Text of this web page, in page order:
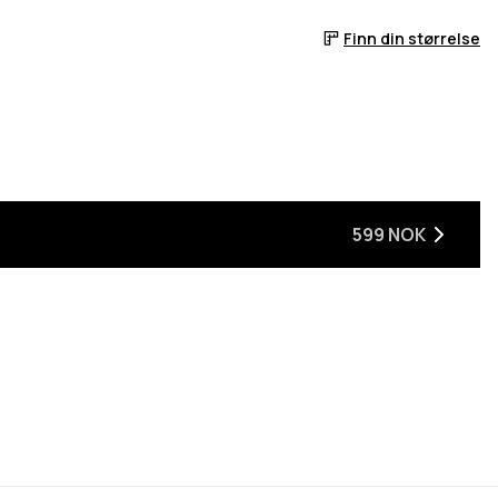
Finn din størrelse
599 NOK